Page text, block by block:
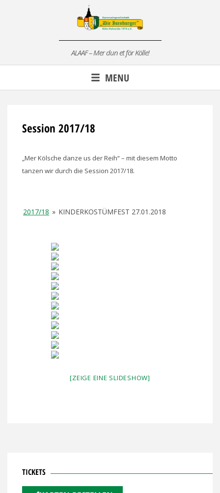
ALAAF – Mer dun et för Kölle!
MENU
Session 2017/18
„Mer Kölsche danze us der Reih“ – mit diesem Motto
tanzen wir durch die Session 2017/18.
2017/18 » KINDERKOSTÜMFEST 27.01.2018
[ZEIGE EINE SLIDESHOW]
TICKETS